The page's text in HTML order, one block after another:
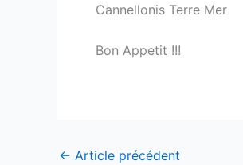
Cannellonis Terre Mer
Bon Appetit !!!
← Article précédent